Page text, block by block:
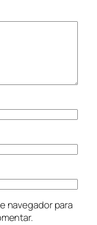
navegador para